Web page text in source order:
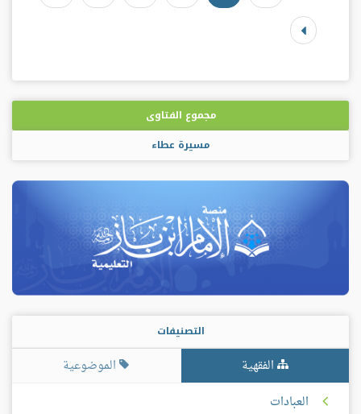
مجموع الفتاوى
مسيرة عطاء
التصنيفات
الفقهية
الموضوعية
العبادات